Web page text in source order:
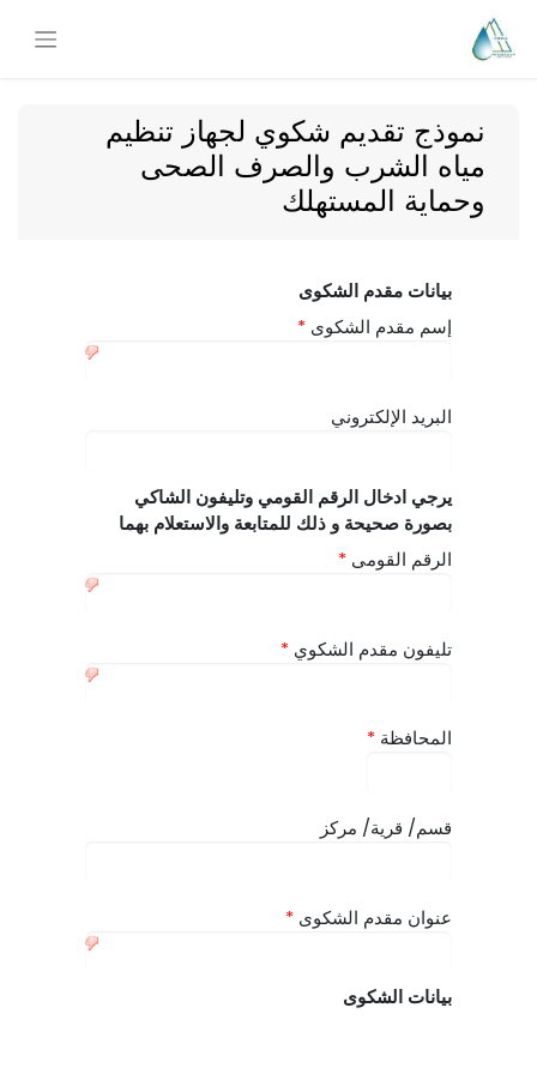
نموذج تقديم شكوي لجهاز تنظيم
مياه الشرب والصرف الصحى
وحماية المستهلك​
بيانات مقدم الشكوى
إسم مقدم الشكوى *
البريد الإلكتروني
يرجي ادخال الرقم القومي وتليفون الشاكي
بصورة صحيحة و ذلك للمتابعة والاستعلام بهما
الرقم القومى *
تليفون مقدم الشكوي *
المحافظة *
قسم/ قرية/ مركز
عنوان مقدم الشكوى *
بيانات الشكوى